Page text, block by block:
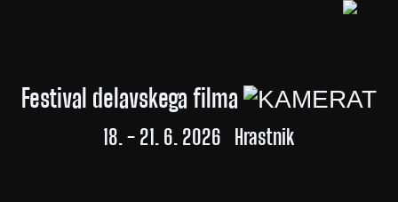
Festival delavskega filma
18. - 21. 6. 2026 Hrastnik